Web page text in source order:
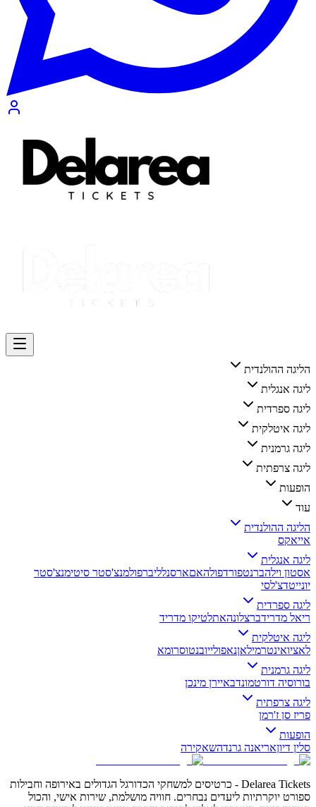
הליגה ההולנדית
ליגה אנגלית
ליגה ספרדית
ליגה איטלקית
ליגה גרמנית
ליגה צרפתית
הופעות
עוד
הליגה ההולנדית
אייאקס
ליגה אנגלית
אסטון וילהברנטפורדפולהאםארסנלליברפולמנצ'סטר סיטימנצ'סטר
יונייטדצ'לסי
ליגה ספרדית
ריאל מדרידברצלונהאתלטיקו מדריד
ליגה איטלקית
לאציואינטרמילאןנאפולייובנטוסרומא
ליגה גרמנית
בורוסיה דורטמונדבאיירן מינכן
ליגה צרפתית
פריז סן ז'רמן
הופעות
סלין דיוןאריאנה גרנדהשאקירה
Delarea Tickets - כרטיסים למשחקי הכדורגל הגדולים באירופה וחבילות
ספורט יוקרתיות ליעדים נבחרים. חוויה מושלמת, שירות אישי, והכול